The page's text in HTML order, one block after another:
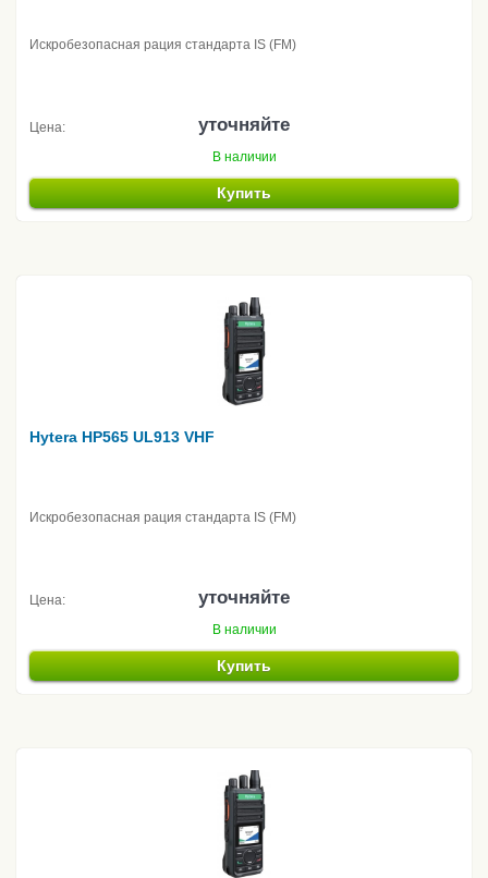
Искробезопасная рация стандарта IS (FM)
Цена: уточняйте
В наличии
Купить
Hytera HP565 UL913 VHF
Искробезопасная рация стандарта IS (FM)
Цена: уточняйте
В наличии
Купить